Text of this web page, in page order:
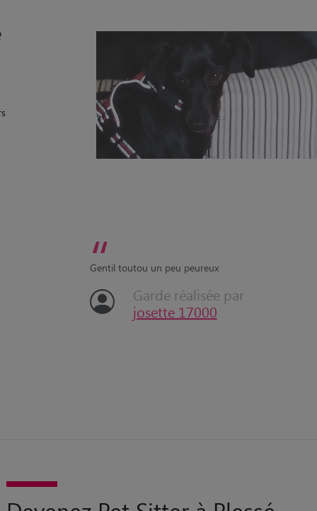
“
Gentil toutou un peu peureux
Garde réalisée par
josette 17000
Devenez Pet Sitter à Plessé